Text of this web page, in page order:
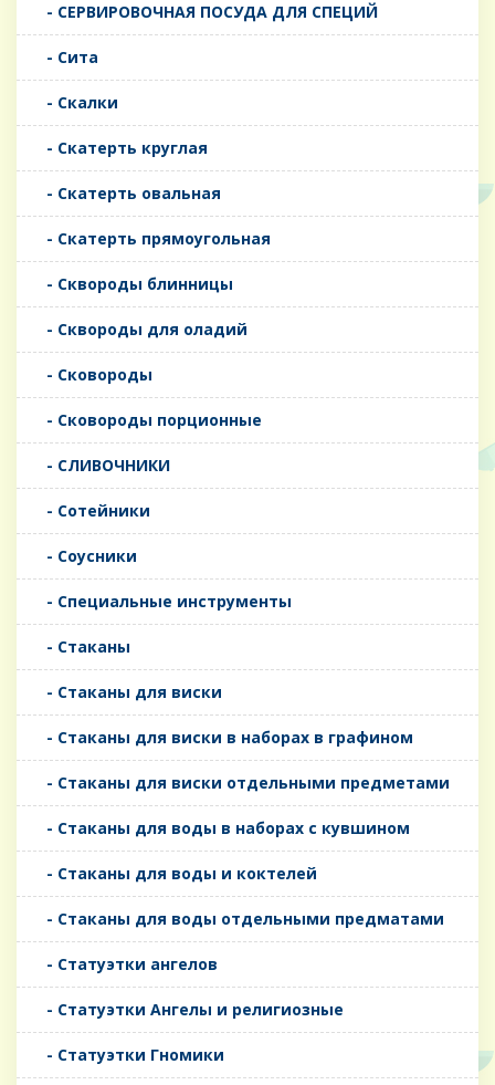
- СЕРВИРОВОЧНАЯ ПОСУДА ДЛЯ СПЕЦИЙ
- Сита
- Скалки
- Скатерть круглая
- Скатерть овальная
- Скатерть прямоугольная
- Сквороды блинницы
- Сквороды для оладий
- Сковороды
- Сковороды порционные
- СЛИВОЧНИКИ
- Сотейники
- Соусники
- Специальные инструменты
- Стаканы
- Стаканы для виски
- Стаканы для виски в наборах в графином
- Стаканы для виски отдельными предметами
- Стаканы для воды в наборах с кувшином
- Стаканы для воды и коктелей
- Стаканы для воды отдельными предматами
- Статуэтки ангелов
- Статуэтки Ангелы и религиозные
- Статуэтки Гномики